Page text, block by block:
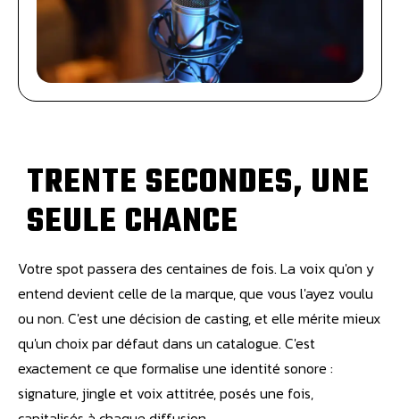
TRENTE SECONDES, UNE
SEULE CHANCE
Votre spot passera des centaines de fois. La voix qu'on y
entend devient celle de la marque, que vous l'ayez voulu
ou non. C'est une décision de casting, et elle mérite mieux
qu'un choix par défaut dans un catalogue. C'est
exactement ce que formalise une identité sonore :
signature, jingle et voix attitrée, posés une fois,